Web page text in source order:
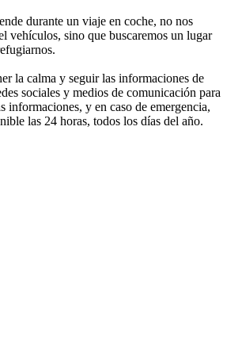
durante un viaje en coche, no nos
vehículos, sino que buscaremos un lugar
la calma y seguir las informaciones de
sociales y medios de comunicación para
informaciones, y en caso de emergencia,
las 24 horas, todos los días del año.